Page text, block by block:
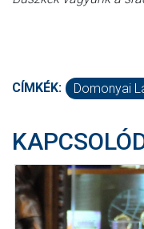
CÍMKÉK: Domonyai